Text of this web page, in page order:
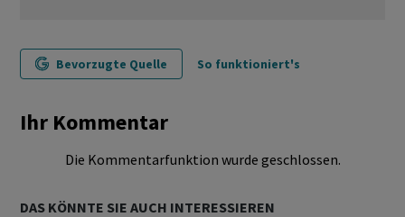
Bevorzugte Quelle So funktioniert's
Ihr Kommentar
Die Kommentarfunktion wurde geschlossen.
DAS KÖNNTE SIE AUCH INTERESSIEREN